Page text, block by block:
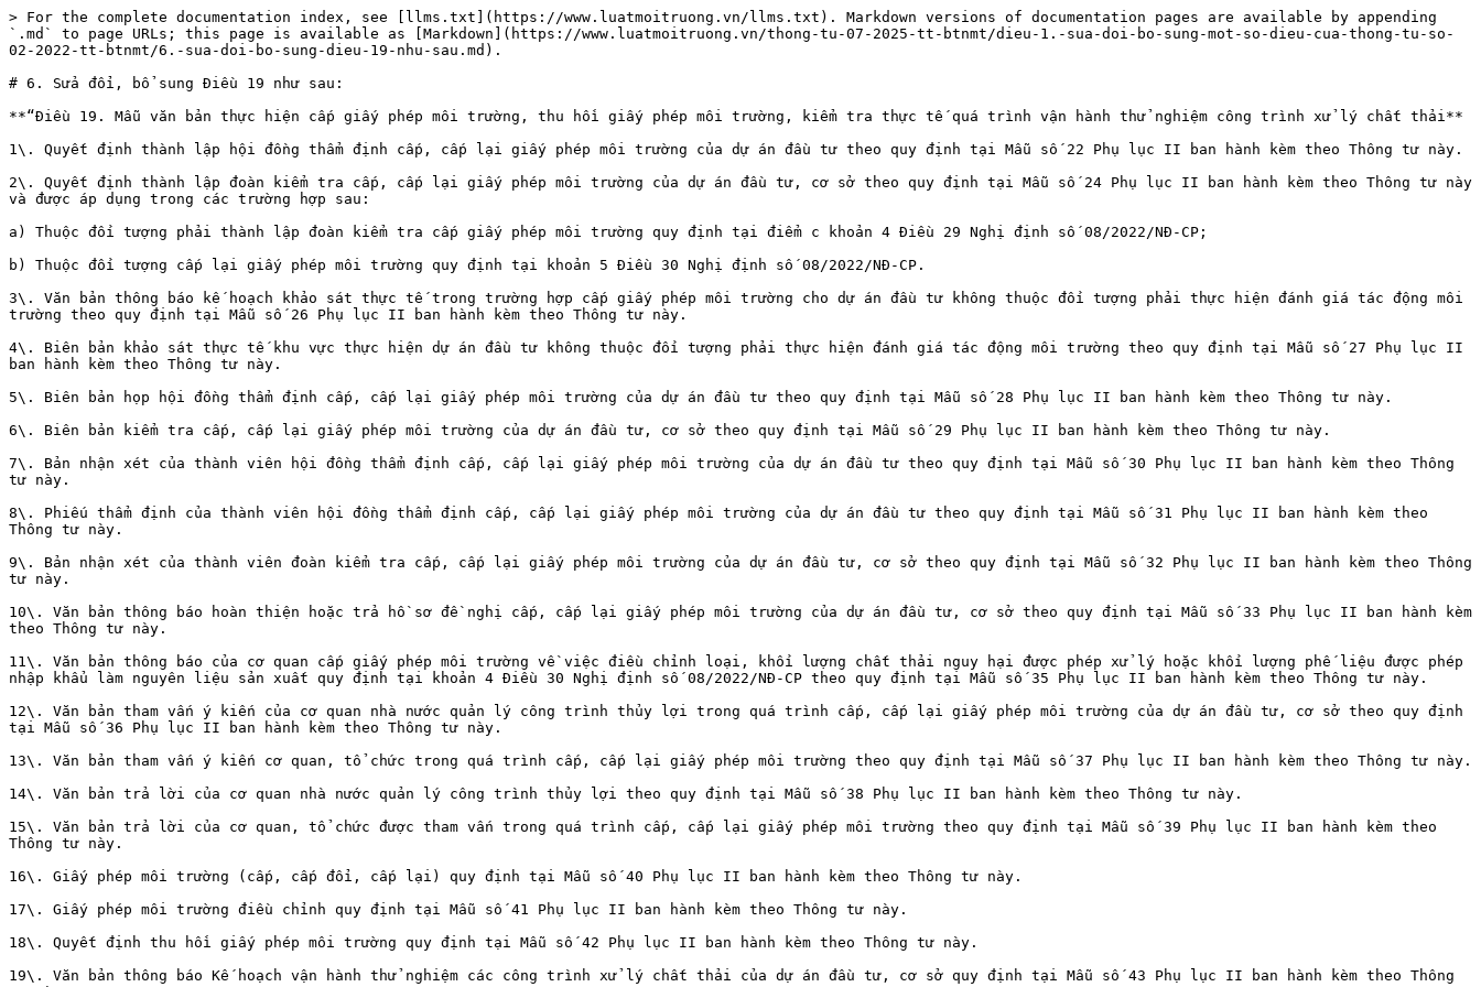
> For the complete documentation index, see [llms.txt](https://www.luatmoitruong.vn/llms.txt). Markdown versions of documentation pages are available by appending
`.md` to page URLs; this page is available as [Markdown](https://www.luatmoitruong.vn/thong-tu-07-2025-tt-btnmt/dieu-1.-sua-doi-bo-sung-mot-so-dieu-cua-thong-tu-so-
02-2022-tt-btnmt/6.-sua-doi-bo-sung-dieu-19-nhu-sau.md).
# 6. Sửa đổi, bổ sung Điều 19 như sau:
**“Điều 19. Mẫu văn bản thực hiện cấp giấy phép môi trường, thu hồi giấy phép môi trường, kiểm tra thực tế quá trình vận hành thử nghiệm công trình xử lý chất thải**
1\. Quyết định thành lập hội đồng thẩm định cấp, cấp lại giấy phép môi trường của dự án đầu tư theo quy định tại Mẫu số 22 Phụ lục II ban hành kèm theo Thông tư này.
2\. Quyết định thành lập đoàn kiểm tra cấp, cấp lại giấy phép môi trường của dự án đầu tư, cơ sở theo quy định tại Mẫu số 24 Phụ lục II ban hành kèm theo Thông tư này
và được áp dụng trong các trường hợp sau:
a) Thuộc đối tượng phải thành lập đoàn kiểm tra cấp giấy phép môi trường quy định tại điểm c khoản 4 Điều 29 Nghị định số 08/2022/NĐ-CP;
b) Thuộc đối tượng cấp lại giấy phép môi trường quy định tại khoản 5 Điều 30 Nghị định số 08/2022/NĐ-CP.
3\. Văn bản thông báo kế hoạch khảo sát thực tế trong trường hợp cấp giấy phép môi trường cho dự án đầu tư không thuộc đối tượng phải thực hiện đánh giá tác động môi
trường theo quy định tại Mẫu số 26 Phụ lục II ban hành kèm theo Thông tư này.
4\. Biên bản khảo sát thực tế khu vực thực hiện dự án đầu tư không thuộc đối tượng phải thực hiện đánh giá tác động môi trường theo quy định tại Mẫu số 27 Phụ lục II
ban hành kèm theo Thông tư này.
5\. Biên bản họp hội đồng thẩm định cấp, cấp lại giấy phép môi trường của dự án đầu tư theo quy định tại Mẫu số 28 Phụ lục II ban hành kèm theo Thông tư này.
6\. Biên bản kiểm tra cấp, cấp lại giấy phép môi trường của dự án đầu tư, cơ sở theo quy định tại Mẫu số 29 Phụ lục II ban hành kèm theo Thông tư này.
7\. Bản nhận xét của thành viên hội đồng thẩm định cấp, cấp lại giấy phép môi trường của dự án đầu tư theo quy định tại Mẫu số 30 Phụ lục II ban hành kèm theo Thông
tư này.
8\. Phiếu thẩm định của thành viên hội đồng thẩm định cấp, cấp lại giấy phép môi trường của dự án đầu tư theo quy định tại Mẫu số 31 Phụ lục II ban hành kèm theo
Thông tư này.
9\. Bản nhận xét của thành viên đoàn kiểm tra cấp, cấp lại giấy phép môi trường của dự án đầu tư, cơ sở theo quy định tại Mẫu số 32 Phụ lục II ban hành kèm theo Thông
tư này.
10\. Văn bản thông báo hoàn thiện hoặc trả hồ sơ đề nghị cấp, cấp lại giấy phép môi trường của dự án đầu tư, cơ sở theo quy định tại Mẫu số 33 Phụ lục II ban hành kèm
theo Thông tư này.
11\. Văn bản thông báo của cơ quan cấp giấy phép môi trường về việc điều chỉnh loại, khối lượng chất thải nguy hại được phép xử lý hoặc khối lượng phế liệu được phép
nhập khẩu làm nguyên liệu sản xuất quy định tại khoản 4 Điều 30 Nghị định số 08/2022/NĐ-CP theo quy định tại Mẫu số 35 Phụ lục II ban hành kèm theo Thông tư này.
12\. Văn bản tham vấn ý kiến của cơ quan nhà nước quản lý công trình thủy lợi trong quá trình cấp, cấp lại giấy phép môi trường của dự án đầu tư, cơ sở theo quy định
tại Mẫu số 36 Phụ lục II ban hành kèm theo Thông tư này.
13\. Văn bản tham vấn ý kiến cơ quan, tổ chức trong quá trình cấp, cấp lại giấy phép môi trường theo quy định tại Mẫu số 37 Phụ lục II ban hành kèm theo Thông tư này.
14\. Văn bản trả lời của cơ quan nhà nước quản lý công trình thủy lợi theo quy định tại Mẫu số 38 Phụ lục II ban hành kèm theo Thông tư này.
15\. Văn bản trả lời của cơ quan, tổ chức được tham vấn trong quá trình cấp, cấp lại giấy phép môi trường theo quy định tại Mẫu số 39 Phụ lục II ban hành kèm theo
Thông tư này.
16\. Giấy phép môi trường (cấp, cấp đổi, cấp lại) quy định tại Mẫu số 40 Phụ lục II ban hành kèm theo Thông tư này.
17\. Giấy phép môi trường điều chỉnh quy định tại Mẫu số 41 Phụ lục II ban hành kèm theo Thông tư này.
18\. Quyết định thu hồi giấy phép môi trường quy định tại Mẫu số 42 Phụ lục II ban hành kèm theo Thông tư này.
19\. Văn bản thông báo Kế hoạch vận hành thử nghiệm các công trình xử lý chất thải của dự án đầu tư, cơ sở quy định tại Mẫu số 43 Phụ lục II ban hành kèm theo Thông